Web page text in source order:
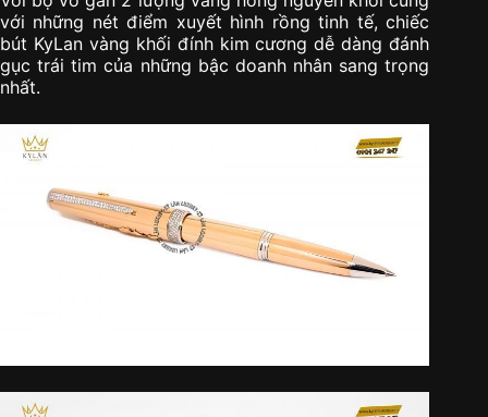
với những nét điểm xuyết hình rồng tinh tế, chiếc
bút KyLan vàng khối đính kim cương dễ dàng đánh
gục trái tim của những bậc doanh nhân sang trọng
nhất.